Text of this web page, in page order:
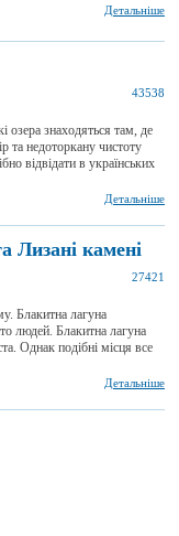
Детальніше
43538
озера знаходяться там, де
та недоторкану чистоту
відвідати в українських
Детальніше
Лизані камені
27421
Блакитна лагуна
людей. Блакитна лагуна
Однак подібні місця все
Детальніше